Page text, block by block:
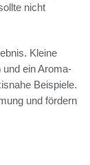
nicht
Kleine
ein Aroma-
Beispiele.
und fördern